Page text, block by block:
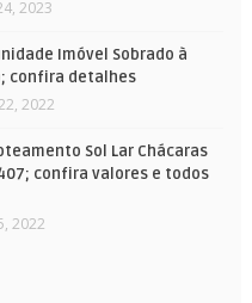
2023
Imóvel Sobrado à
confira detalhes
2022
Sol Lar Chácaras
confira valores e todos
2022